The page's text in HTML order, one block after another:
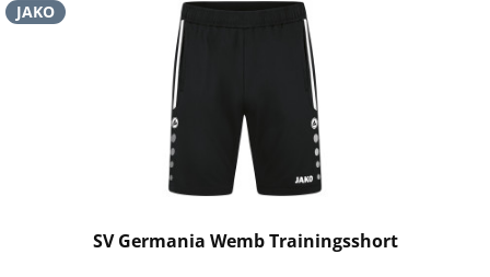
JAKO
SV Germania Wemb Trainingsshort